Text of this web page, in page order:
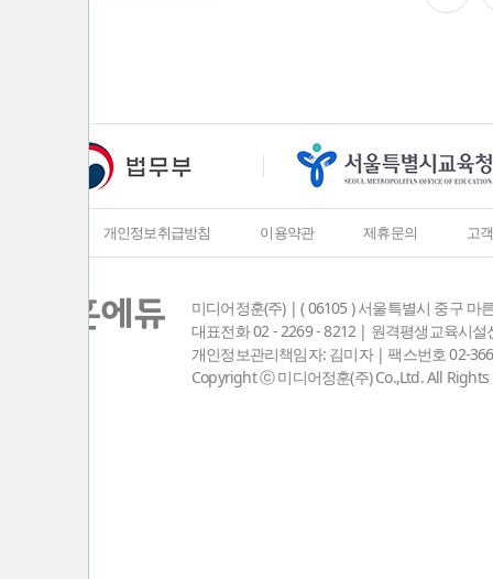
개인정보취급방침 이용약관 제휴문의 고
미디어정훈(주) | ( 06105 ) 서울특별시 중구
대표전화 02 - 2269 - 8212 | 원격평생교육시
개인정보관리책임자: 김미자 | 팩스번호 02-
Copyright ⓒ 미디어정훈(주) Co.,Ltd. All Rights